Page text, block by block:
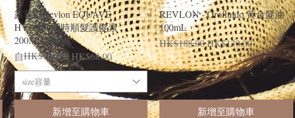
快速瀏覽
露華濃Revlon EQUAVE
HYDRO 即時順髮護髮素
200ML/500mL
自
一般價格
HK$100.00 HK$68.00
促銷價格
size容量
新增至購物車
快速瀏覽
REVLON - Orofluido 黃金髮油
100mL
一般價格
HK$188.00促銷價格
HK$130.00
新增至購物車